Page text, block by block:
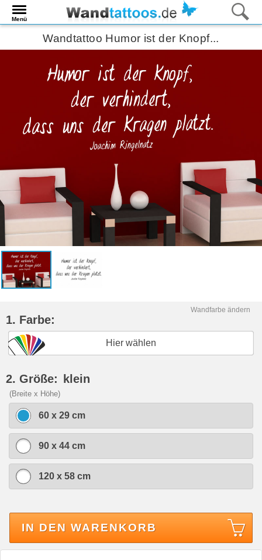
Menü
Wandtattoo Humor ist der Knopf...
Wandfarbe ändern
1. Farbe:
Hier wählen
2. Größe: klein
(Breite x Höhe)
60 x 29 cm
90 x 44 cm
120 x 58 cm
IN DEN WARENKORB